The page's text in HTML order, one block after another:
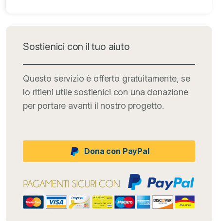
Sostienici con il tuo aiuto
Questo servizio è offerto gratuitamente, se
lo ritieni utile sostienici con una donazione
per portare avanti il nostro progetto.
Dona con PayPal